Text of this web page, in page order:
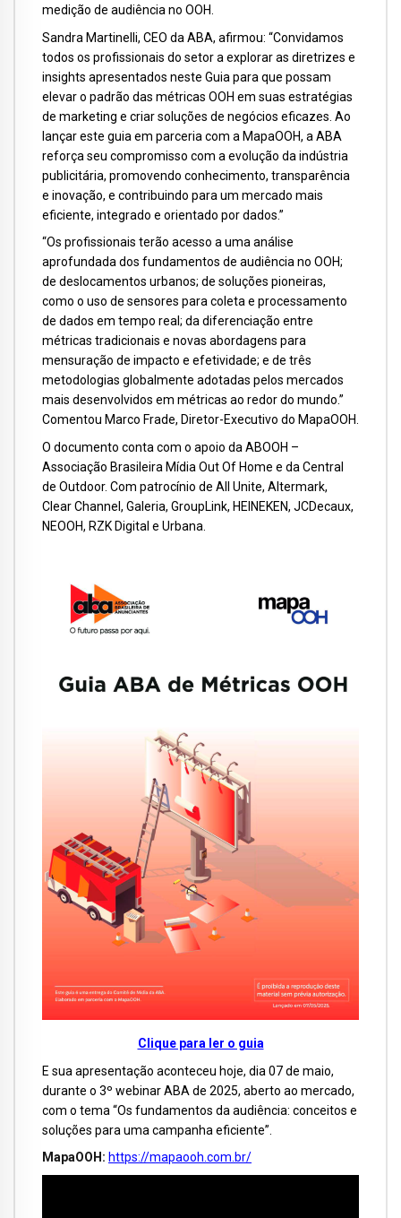
medição de audiência no OOH.
Sandra Martinelli, CEO da ABA, afirmou: “Convidamos
todos os profissionais do setor a explorar as diretrizes e
insights apresentados neste Guia para que possam
elevar o padrão das métricas OOH em suas estratégias
de marketing e criar soluções de negócios eficazes. Ao
lançar este guia em parceria com a MapaOOH, a ABA
reforça seu compromisso com a evolução da indústria
publicitária, promovendo conhecimento, transparência
e inovação, e contribuindo para um mercado mais
eficiente, integrado e orientado por dados.”
“Os profissionais terão acesso a uma análise
aprofundada dos fundamentos de audiência no OOH;
de deslocamentos urbanos; de soluções pioneiras,
como o uso de sensores para coleta e processamento
de dados em tempo real; da diferenciação entre
métricas tradicionais e novas abordagens para
mensuração de impacto e efetividade; e de três
metodologias globalmente adotadas pelos mercados
mais desenvolvidos em métricas ao redor do mundo.”
Comentou Marco Frade, Diretor-Executivo do MapaOOH.
O documento conta com o apoio da ABOOH –
Associação Brasileira Mídia Out Of Home e da Central
de Outdoor. Com patrocínio de All Unite, Altermark,
Clear Channel, Galeria, GroupLink, HEINEKEN, JCDecaux,
NEOOH, RZK Digital e Urbana.
Clique para ler o guia
E sua apresentação aconteceu hoje, dia 07 de maio,
durante o 3º webinar ABA de 2025, aberto ao mercado,
com o tema “Os fundamentos da audiência: conceitos e
soluções para uma campanha eficiente”.
MapaOOH: https://mapaooh.com.br/